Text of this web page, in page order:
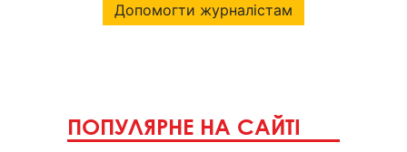
Допомогти журналістам
ПОПУЛЯРНЕ НА САЙТІ